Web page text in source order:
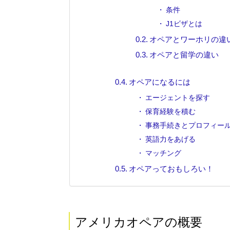
条件
J1ビザとは
オペアとワーホリの違
オペアと留学の違い
オペアになるには
エージェントを探す
保育経験を積む
事務手続きとプロフィー
英語力をあげる
マッチング
オペアっておもしろい！
アメリカオペアの概要